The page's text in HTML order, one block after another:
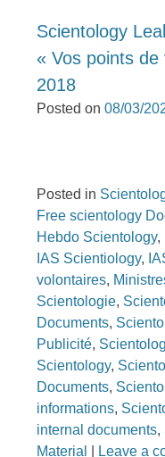
Scientology
« Vos points
2018
Posted on08/03/
Posted in
Free scientology
Hebdo Scientology,
IAS Scientiology,
volontaires,
Scientologie,
Documents,
Publicité,
Scientology,
Documents,
informations,
internal documents,
Material
Leave a